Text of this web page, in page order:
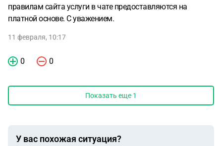
правилам сайта услуги в чате предоставляются на
платной основе. С уважением.
11 февраля, 10:17
0 0
Показать еще 1
У вас похожая ситуация?